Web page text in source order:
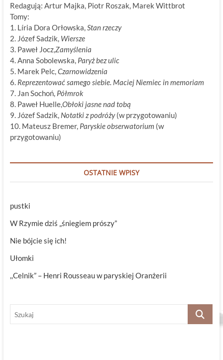
Redagują: Artur Majka, Piotr Roszak, Marek Wittbrot
Tomy:
1. Líria Dora Orłowska,Stan rzeczy
2. Józef Sadzik, Wiersze
3. Paweł Jocz,Zamyślenia
4. Anna Sobolewska, Paryż bez ulic
5. Marek Pelc,Czarnowidzenia
6. Reprezentować samego siebie. Maciej Niemiec in memoriam
7. Jan Sochoń, Półmrok
8. Paweł Huelle,Obłoki jasne nad tobą
9. Józef Sadzik, Notatki z podróży(w przygotowaniu)
10. Mateusz Bremer, Paryskie obserwatorium (w
przygotowaniu)
OSTATNIE WPISY
pustki
W Rzymie dziś „śniegiem prószy”
Nie bójcie się ich!
Ułomki
,,Celnik” – Henri Rousseau w paryskiej Oranżerii
Szukaj